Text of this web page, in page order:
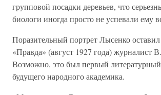
групповой посадки деревьев, что
биологи иногда просто не успевали ему
Поразительный портрет Лысенко оставил
«Правда» (август 1927 года) журналист
Возможно, это был первый
будущего народного академика.